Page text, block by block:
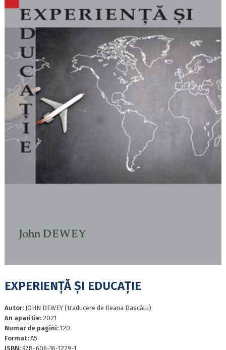
EXPERIENȚĂ ȘI EDUCAȚIE
Autor: JOHN DEWEY (traducere de Ileana Dascălu)
An aparitie: 2021
Numar de pagini: 120
Format: A5
ISBN: 978-606-16-1229-1